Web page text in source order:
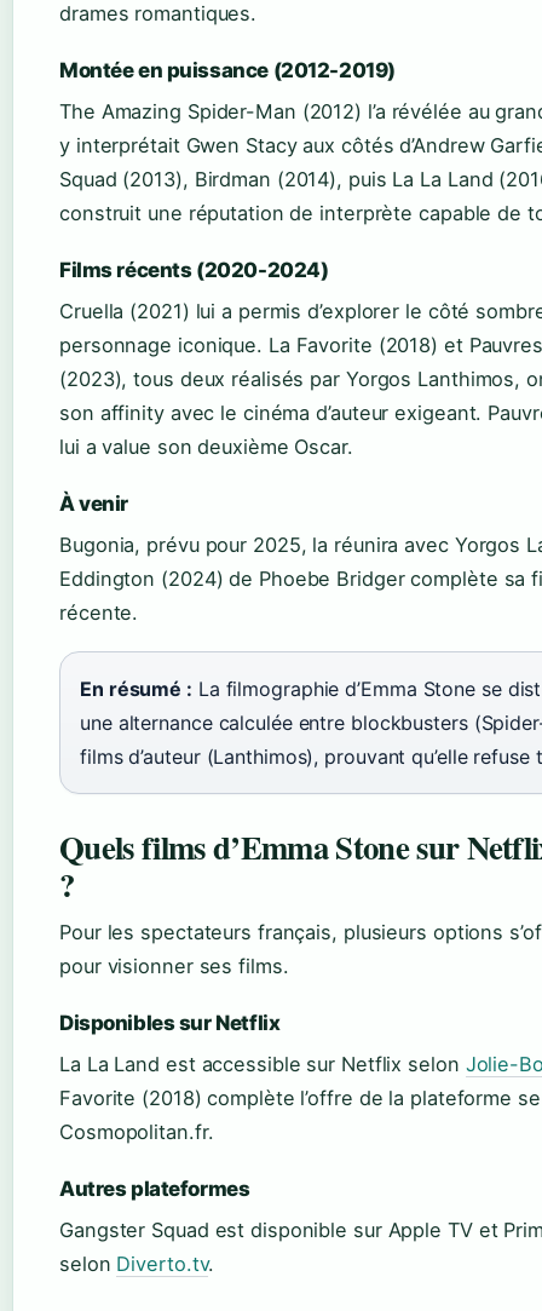
drames romantiques.
Montée en puissance (2012-2019)
The Amazing Spider-Man (2012) l’a révélée au
y interprétait Gwen Stacy aux côtés d’Andrew
Squad (2013), Birdman (2014), puis La La Land
construit une réputation de interprète capable de
Films récents (2020-2024)
Cruella (2021) lui a permis d’explorer le côté
personnage iconique. La Favorite (2018) et
(2023), tous deux réalisés par Yorgos Lanthimos,
son affinity avec le cinéma d’auteur exigeant.
lui a value son deuxième Oscar.
À venir
Bugonia, prévu pour 2025, la réunira avec Yorgos
Eddington (2024) de Phoebe Bridger complète sa
récente.
En résumé : La filmographie d’Emma Stone se
une alternance calculée entre blockbusters
films d’auteur (Lanthimos), prouvant qu’elle refuse
Quels films d’Emma Stone sur
?
Pour les spectateurs français, plusieurs options
pour visionner ses films.
Disponibles sur Netflix
La La Land est accessible sur Netflix selon Jolie-
Favorite (2018) complète l’offre de la plateforme
Cosmopolitan.fr.
Autres plateformes
Gangster Squad est disponible sur Apple TV et
selon Diverto.tv.